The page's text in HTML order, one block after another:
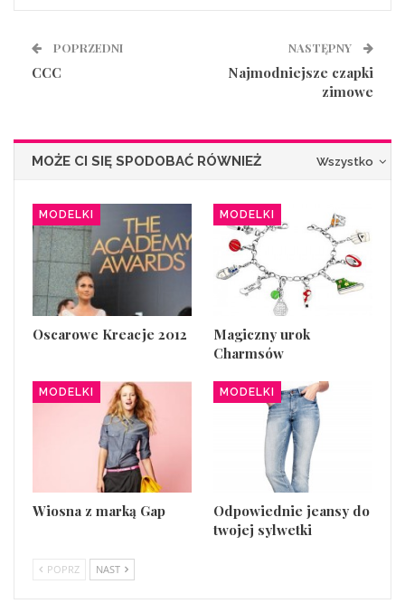
POPRZEDNI
CCC
NASTĘPNY
Najmodniejsze czapki
zimowe
Wszystko
MOŻE CI SIĘ SPODOBAĆ RÓWNIEŻ
MODELKI
Oscarowe Kreacje 2012
MODELKI
Magiczny urok
Charmsów
MODELKI
Wiosna z marką Gap
MODELKI
Odpowiednie jeansy do
twojej sylwetki
POPRZ NAST